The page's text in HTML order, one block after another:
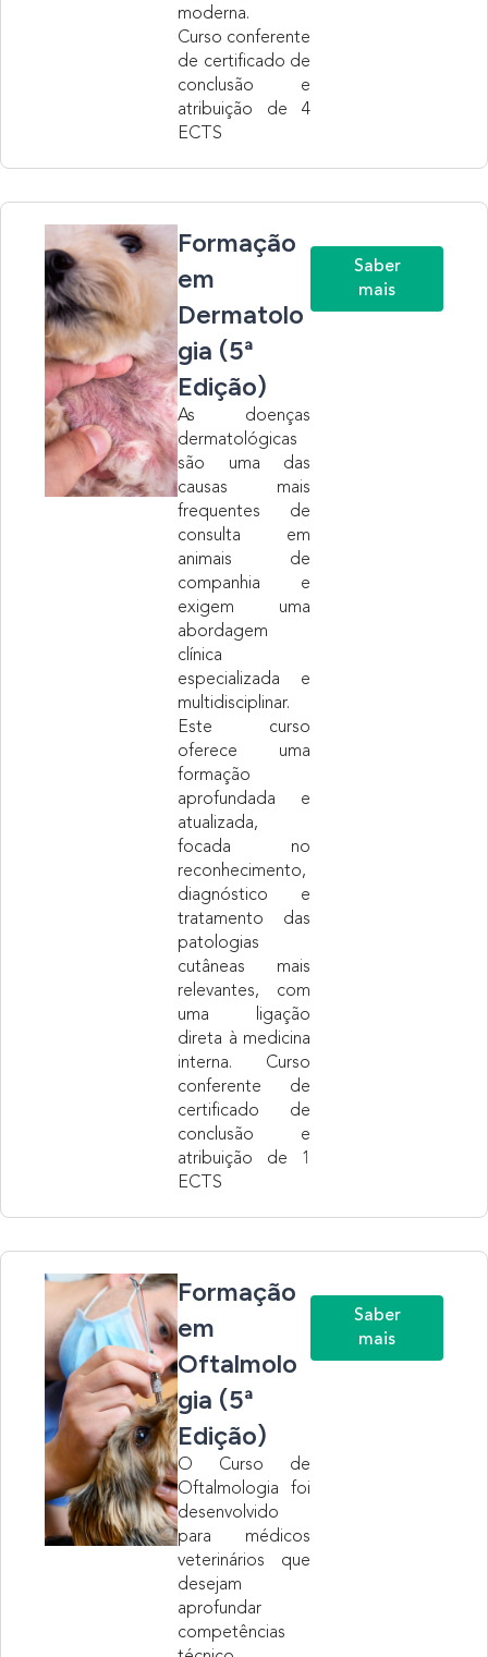
moderna.
Curso conferente
de certificado de
conclusão e
atribuição de 4
ECTS
Formação
em
Dermatolo
gia (5ª
Edição)
As doenças
dermatológicas
são uma das
causas mais
frequentes de
consulta em
animais de
companhia e
exigem uma
abordagem
clínica
especializada e
multidisciplinar.
Este curso
oferece uma
formação
aprofundada e
atualizada,
focada no
reconhecimento,
diagnóstico e
tratamento das
patologias
cutâneas mais
relevantes, com
uma ligação
direta à medicina
interna.
Curso
conferente de
certificado de
conclusão e
atribuição de 1
ECTS
Saber
mais
Formação
em
Oftalmolo
gia (5ª
Edição)
O Curso de
Oftalmologia foi
desenvolvido
para médicos
veterinários que
desejam
aprofundar
competências
Saber
mais